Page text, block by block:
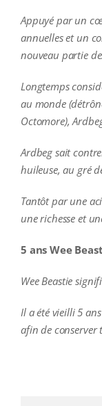
Appuyé par un
annuelles et un
nouveau partie
Longtemps
au monde
Octomore),
Ardbeg sait
huileuse, au gré
Tantôt par une
une richesse et
5 ans Wee
Wee Beastie
Il a été vieilli 5
afin de conserver